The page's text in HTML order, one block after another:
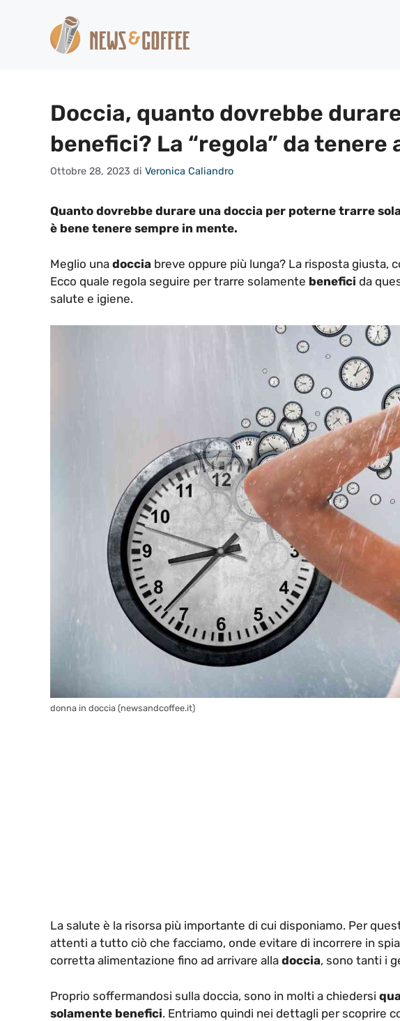
contenuto
Doccia, quanto dovrebbe
benefici? La “regola” da tenere
Ottobre 28, 2023 di Veronica Caliandro
Quanto dovrebbe durare una doccia per poterne trarre
è bene tenere sempre in mente.
Meglio una doccia breve oppure più lunga? La risposta giusta,
Ecco quale regola seguire per trarre solamente benefici da
salute e igiene.
donna in doccia (newsandcoffee.it)
La salute è la risorsa più importante di cui disponiamo. Per
attenti a tutto ciò che facciamo, onde evitare di incorrere in
corretta alimentazione fino ad arrivare alla doccia, sono tanti i
Proprio soffermandosi sulla doccia, sono in molti a chiedersi
solamente benefici. Entriamo quindi nei dettagli per scoprire